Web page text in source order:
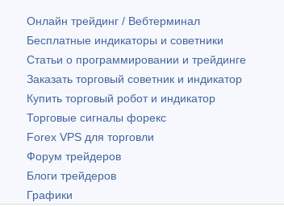
Онлайн трейдинг / Вебтерминал
Бесплатные индикаторы и советники
Статьи о программировании и трейдинге
Заказать торговый советник и индикатор
Купить торговый робот и индикатор
Торговые сигналы форекс
Forex VPS для торговли
Форум трейдеров
Блоги трейдеров
Графики